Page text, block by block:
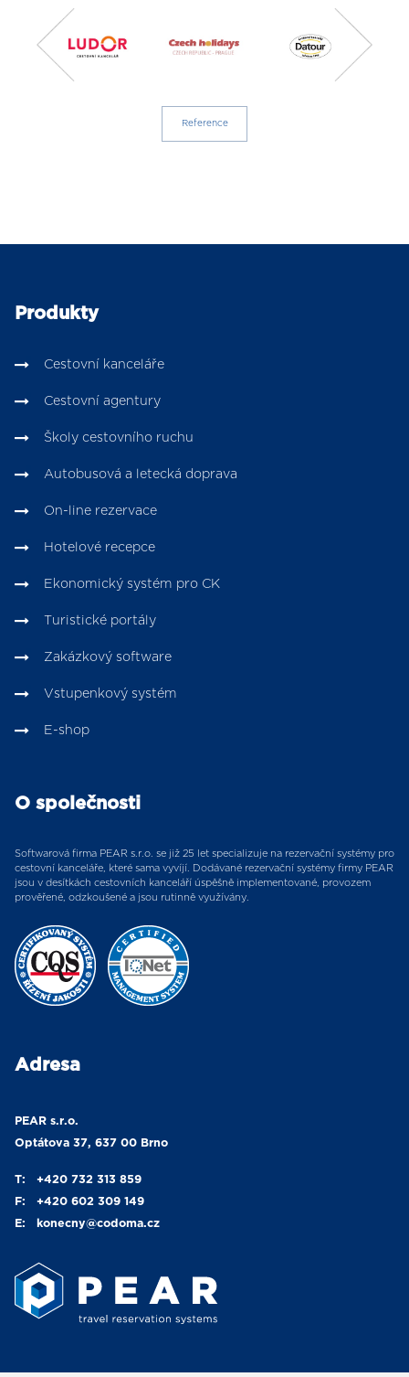
Reference
Produkty
Cestovní kanceláře
Cestovní agentury
Školy cestovního ruchu
Autobusová a letecká doprava
On-line rezervace
Hotelové recepce
Ekonomický systém pro CK
Turistické portály
Zakázkový software
Vstupenkový systém
E-shop
O společnosti
Softwarová firma PEAR s.r.o. se již 25 let specializuje na rezervační systémy pro
cestovní kanceláře, které sama vyvíjí. Dodávané rezervační systémy firmy PEAR
jsou v desítkách cestovních kanceláří úspěšně implementované, provozem
prověřené, odzkoušené a jsou rutinně využívány.
Adresa
PEAR s.r.o.
Optátova 37, 637 00 Brno
T:
+420 732 313 859
F:
+420 602 309 149
E:
konecny@codoma.cz